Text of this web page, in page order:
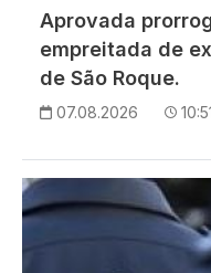
Aprovada
empreitada de
de São Roque.
07.08.2026
Imagem